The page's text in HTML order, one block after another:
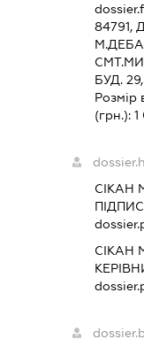
84791,
БУД.
Розмір
(грн.): 1
СІКАН
СІКАН